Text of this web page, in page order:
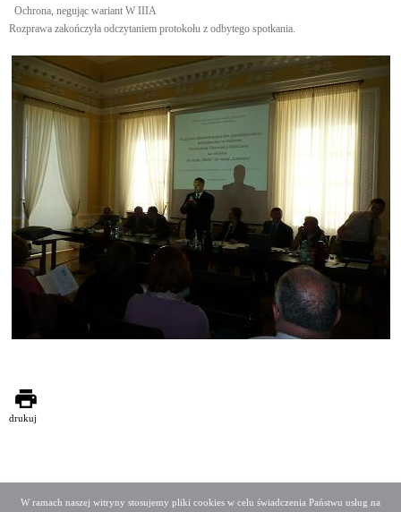
W ramach naszej witryny stosujemy pliki cookies w celu świadczenia Państwu usług na
Ochrona, negując wariant W IIIA
Rozprawa zakończyła odczytaniem protokołu z odbytego spotkania.
drukuj